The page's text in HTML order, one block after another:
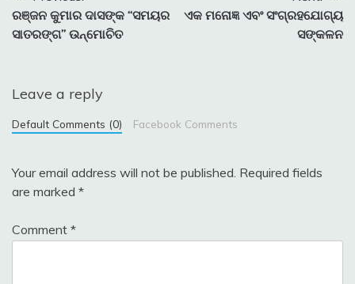
navigation
ରଞ୍ଜନ କୁମାର ଦାସଙ୍କ “ସମୟର
ସାତରଙ୍ଗ” ଉନ୍ମୋଚିତ
ଏକ ମନୋଜ୍ଞ ଏବଂ ସଂଗ୍ରହଯୋଗ୍ୟ
ସଙ୍କଳନ
Leave a reply
Default Comments (0) Facebook Comments
Your email address will not be published. Required fields
are marked *
Comment *